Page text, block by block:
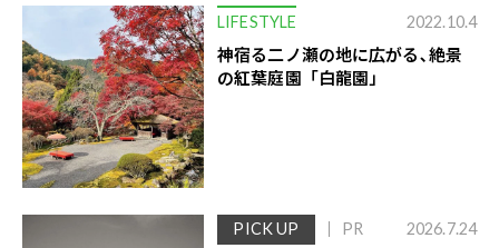
LIFESTYLE 2022.10.4
神宿る二ノ瀬の地に広がる､絶景
の紅葉庭園「白龍園」
PICK UP PR 2026.7.24